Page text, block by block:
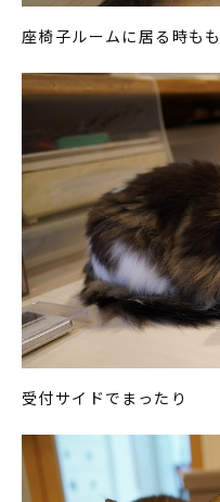
座椅子ルームに居る時も
受付サイドでまったり